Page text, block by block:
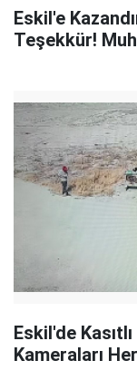
Eskil'e
Teşekkür!
Eskil'de
Kameraları